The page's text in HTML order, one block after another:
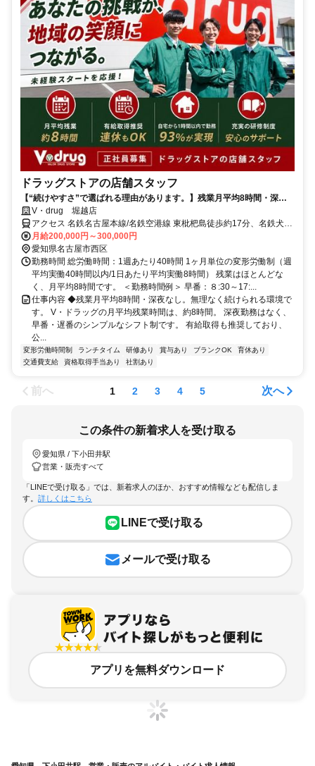
ドラッグストアの店舗スタッフ
【“続けやすさ”で選ばれる理由があります。】残業月平均8時間・深夜
なし！有給もとりやすい！ワーク・ライフ・バランスが整った環境◎
V・drug 堀越店
アクセス 名鉄名古屋本線/名鉄空港線 東枇杷島徒歩約17分、名鉄犬山
線 東枇杷島徒歩約17分、名鉄犬山線/名鉄名古屋本線 下小田井東口徒
歩約18分
月給200,000円～300,000円
愛知県名古屋市西区
勤務時間 総労働時間：1週あたり40時間 1ヶ月単位の変形労働制（週
平均実働40時間以内/1日あたり平均実働8時間） 残業はほとんどな
く、月平均8時間です。 ＜勤務時間例＞ 早番：８:30～17:...
仕事内容 ◆残業月平均8時間・深夜なし。無理なく続けられる環境で
す。 V・ドラッグの月平均残業時間は、約8時間。 深夜勤務はなく、
早番・遅番のシンプルなシフト制です。 有給取得も推奨しており、
公...
変形労働時間制 ランチタイム 研修あり 賞与あり ブランクOK
育休あり
交通費支給
資格取得手当あり 社割あり
前へ 1 2 3 4 5 次へ
この条件の新着求人を受け取る
愛知県 / 下小田井駅
営業・販売すべて
「LINEで受け取る」では、新着求人のほか、おすすめ情報なども配信しま
す。 詳しくはこちら
LINEで受け取る
メールで受け取る
アプリを無料ダウンロード